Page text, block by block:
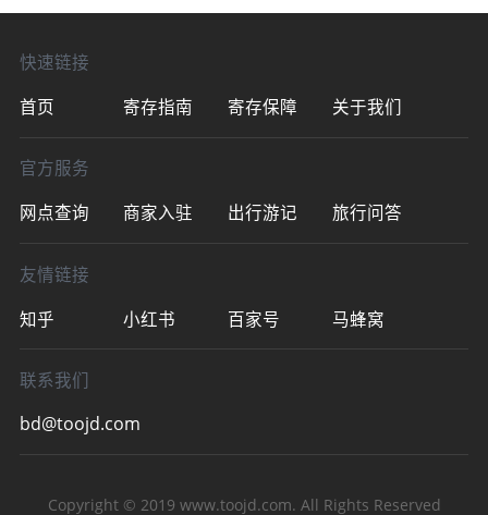
快速链接
首页
寄存指南 寄存保障 关于我们
官方服务
网点查询
商家入驻 出行游记 旅行问答
友情链接
知乎
小红书 百家号 马蜂窝
联系我们
bd@toojd.com
Copyright © 2019 www.toojd.com. All Rights Reserved